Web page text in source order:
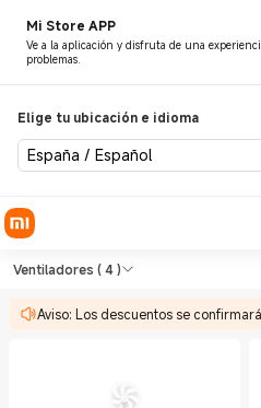
Mi Store APP
Ve a la aplicación y disfruta de una
problemas.
Elige tu ubicación e idioma
España / Español
Shop
Ventiladores ( 4 )
Aviso: Los descuentos se
Shop